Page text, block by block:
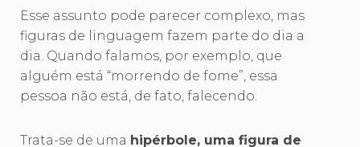
Esse assunto pode parecer complexo, mas
figuras de linguagem fazem parte do dia a
dia. Quando falamos, por exemplo, que
alguém está “morrendo de fome”, essa
pessoa não está, de fato, falecendo.
Trata-se de uma hipérbole, uma figura de